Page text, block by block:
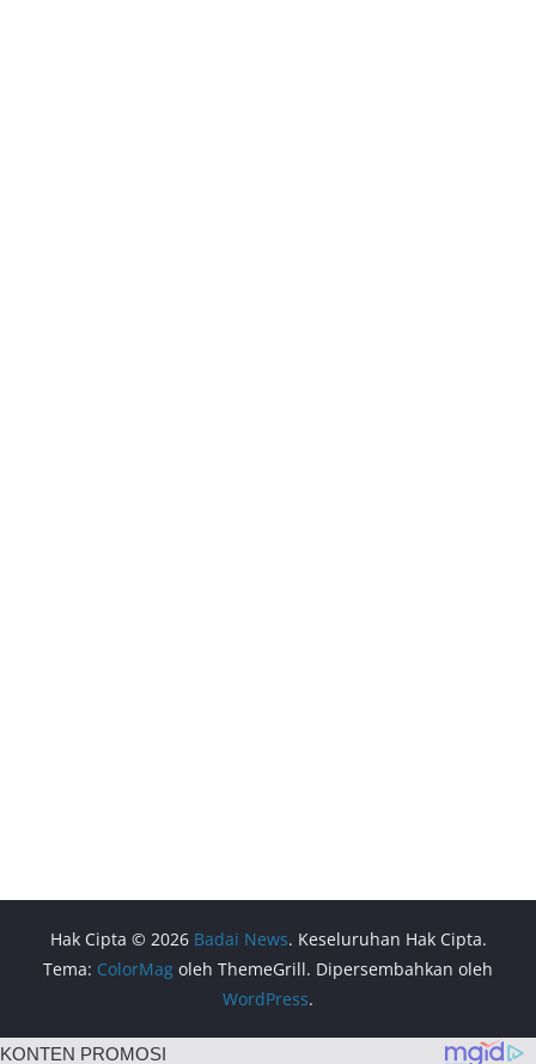
Hak Cipta © 2026 Badai News. Keseluruhan Hak Cipta.
Tema: ColorMag oleh ThemeGrill. Dipersembahkan oleh
WordPress.